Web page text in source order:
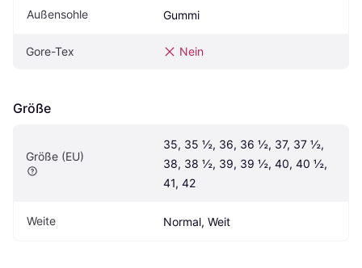
Außensohle Gummi
Gore-Tex Nein
Größe
Größe (EU)
35, 35 ½, 36, 36 ½, 37, 37 ½,
38, 38 ½, 39, 39 ½, 40, 40 ½,
41, 42
Weite Normal, Weit